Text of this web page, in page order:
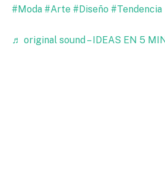
#Moda #Arte #Diseño #Tendencia
♬ original sound – IDEAS EN 5